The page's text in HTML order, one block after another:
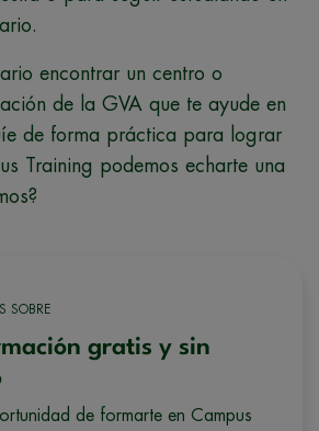
encontrar un centro o
de la GVA que te ayude en
de forma práctica para lograr
Training podemos echarte una
SOBRE
gratis y sin
de formarte en Campus